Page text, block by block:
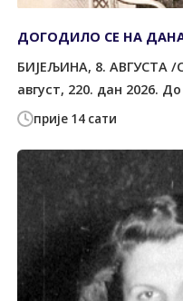
прије 14 сати
ДОГОДИЛО СЕ НА
БИЈЕЉИНА, 8. АВГУСТА /
август, 220. дан 2026.